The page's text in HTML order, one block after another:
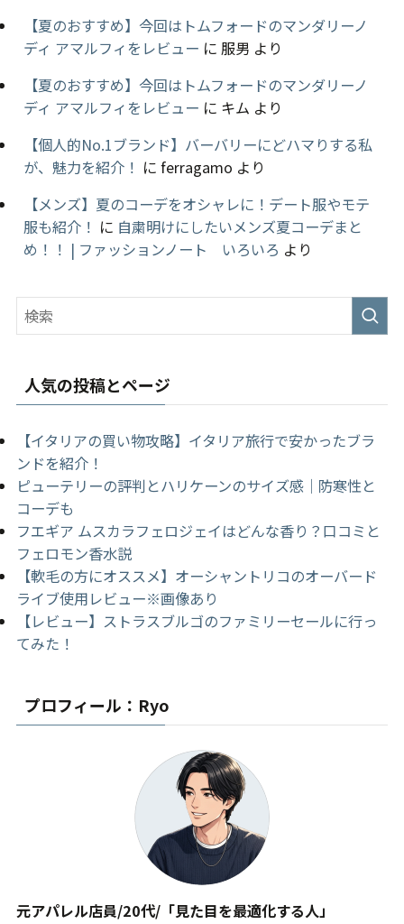
【夏のおすすめ】今回はトムフォードのマンダリーノ
ディ アマルフィをレビュー に 服男 より
【夏のおすすめ】今回はトムフォードのマンダリーノ
ディ アマルフィをレビュー に キム より
【個人的No.1ブランド】バーバリーにどハマりする私
が、魅力を紹介！ に ferragamo より
【メンズ】夏のコーデをオシャレに！デート服やモテ
服も紹介！ に 自粛明けにしたいメンズ夏コーデまと
め！！ | ファッションノート いろいろ より
人気の投稿とページ
【イタリアの買い物攻略】イタリア旅行で安かったブラ
ンドを紹介！
ピューテリーの評判とハリケーンのサイズ感｜防寒性と
コーデも
フエギア ムスカラフェロジェイはどんな香り？口コミと
フェロモン香水説
【軟毛の方にオススメ】オーシャントリコのオーバード
ライブ使用レビュー※画像あり
【レビュー】ストラスブルゴのファミリーセールに行っ
てみた！
プロフィール：Ryo
元アパレル店員/20代/「見た目を最適化する人」